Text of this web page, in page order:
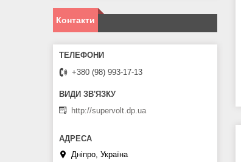
Контакти
+380 (98) 993-17-13
http://supervolt.dp.ua
Дніпро, Україна